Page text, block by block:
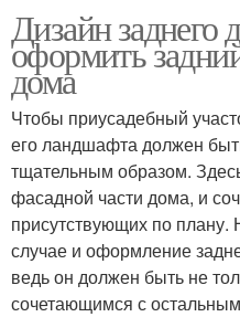
Дизайн заднего
оформить
дома
Чтобы приусадебный
его ландшафта должен
тщательным образом.
фасадной части дома, и
присутствующих по
случае и оформление
ведь он должен быть не
сочетающимся с